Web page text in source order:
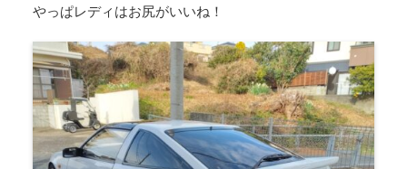
やっぱレディはお尻がいいね！